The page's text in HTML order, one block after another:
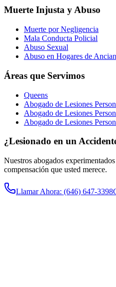
Muerte Injusta y Abuso
Muerte por Negligencia
Mala Conducta Policial
Abuso Sexual
Abuso en Hogares de
Áreas que Servimos
Queens
Abogado de Lesiones
Abogado de Lesiones
Abogado de Lesiones
¿Lesionado en un
Nuestros abogados
compensación que usted merece.
Llamar Ahora: (646) 647-3398